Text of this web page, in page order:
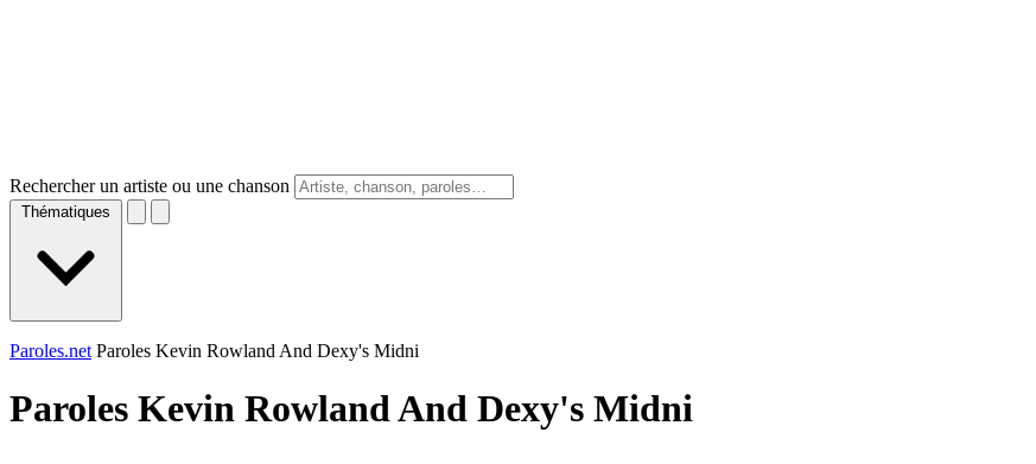
Rechercher un artiste ou une chanson
Thématiques
Paroles.net Paroles Kevin Rowland And Dexy's Midni
Paroles Kevin Rowland And Dexy's Midni